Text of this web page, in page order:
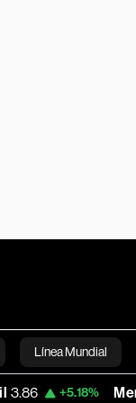
Línea Mundial
Bloomberg
MercadoLibre